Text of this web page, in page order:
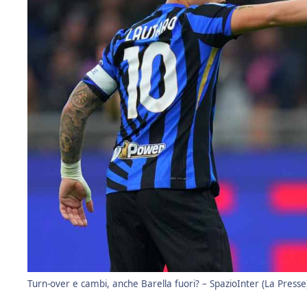
Turn-over e cambi, anche Barella fuori? – SpazioInter (La